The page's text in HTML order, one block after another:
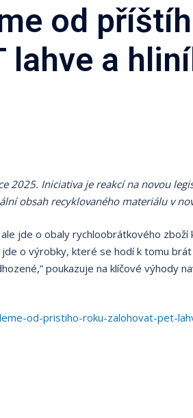
od
lahve a
2025. Iniciativa je reakcí na novou
obsah recyklovaného materiálu v
jde o obaly rychloobrátkového
o výrobky, které se hodí k tomu
poukazuje na klíčové výhody
od-pristiho-roku-zalohovat-pet-